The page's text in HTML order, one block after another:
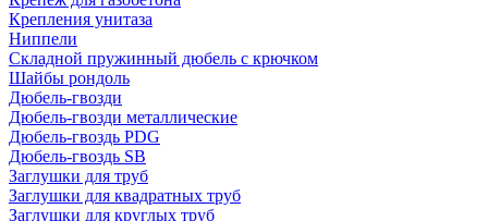
Крепления унитаза
Ниппели
Складной пружинный дюбель с крючком
Шайбы рондоль
Дюбель-гвозди
Дюбель-гвозди металлические
Дюбель-гвоздь PDG
Дюбель-гвоздь SB
Заглушки для труб
Заглушки для квадратных труб
Заглушки для круглых труб